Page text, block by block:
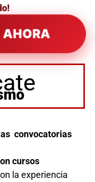
AHORA
convocatorias
cursos
la experiencia